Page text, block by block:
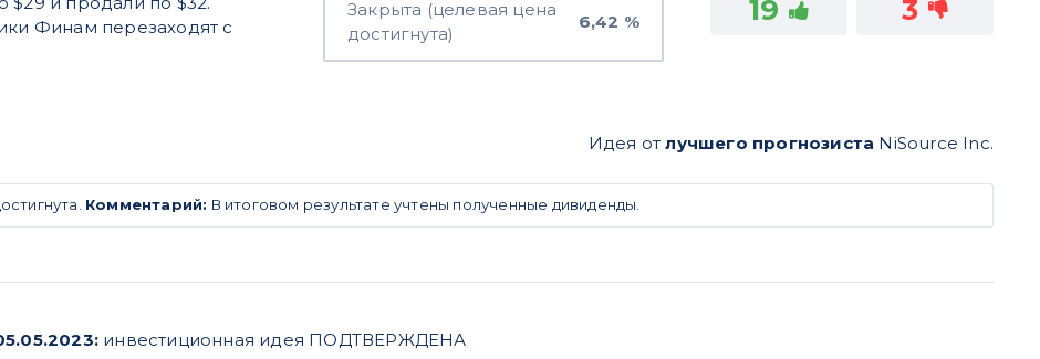
Финам перезаходят с
Закрыта (целевая цена
достигнута)
6,42 % 19 3
Идея отлучшего прогнозиста NiSource Inc.
Комментарий: В итоговом результате учтены полученные дивиденды.
инвестиционная идея ПОДТВЕРЖДЕНА